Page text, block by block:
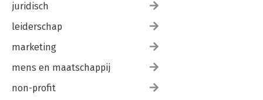
juridisch
leiderschap
marketing
mens en maatschappij
non-profit